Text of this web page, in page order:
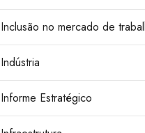
Inclusão no mercado de
Indústria
Informe Estratégico